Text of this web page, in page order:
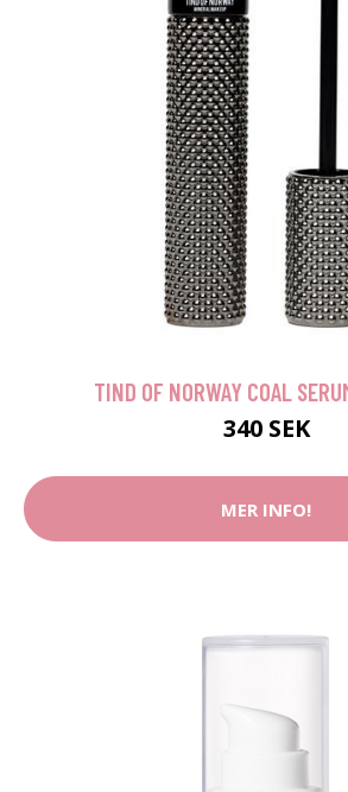
TIND OF NORWAY COAL
340 SEK
MER INFO!